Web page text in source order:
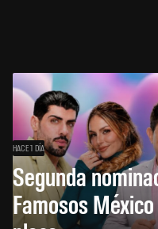
HACE 1 DÍA
Segunda
Famosos